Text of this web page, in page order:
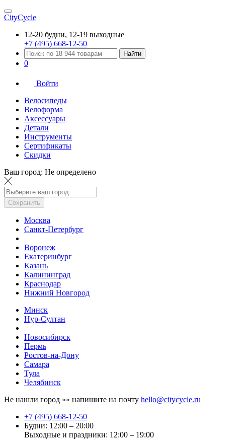
CityCycle
12-20 будни, 12-19 выходные
+7 (495) 668-12-50
Найти
0
Войти
Велосипеды
Велоформа
Аксессуары
Детали
Инструменты
Сертификаты
Скидки
Ваш город: Не определено
Сохранить
Москва
Санкт-Петербург
Воронеж
Екатеринбург
Казань
Калининград
Краснодар
Нижний Новгород
Минск
Нур-Султан
Новосибирск
Пермь
Ростов-на-Дону
Самара
Тула
Челябинск
Не нашли город «» напишите на почту hello@citycycle.ru
+7 (495) 668-12-50
Будни: 12:00 – 20:00
Выходные и праздники: 12:00 – 19:00